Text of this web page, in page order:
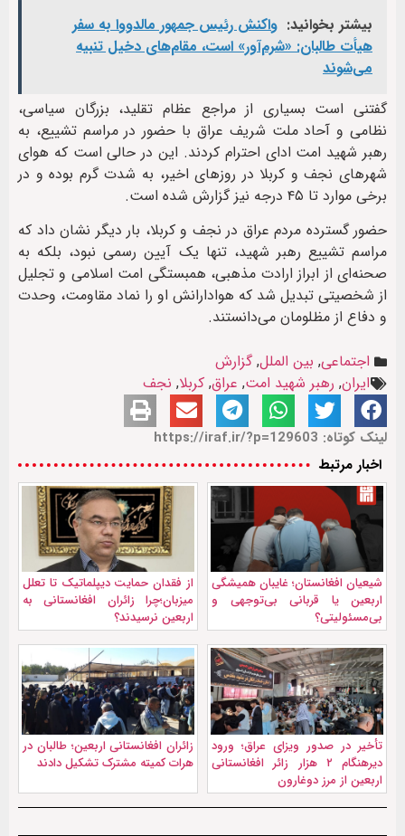
بیشتر بخوانید: واکنش رئیس جمهور مالدووا به سفر
هیأت طالبان: «شرم‌آور» است، مقام‌های دخیل تنبیه
می‌شوند
گفتنی است بسیاری از مراجع عظام تقلید، بزرگان سیاسی،
نظامی و آحاد ملت شریف عراق با حضور در مراسم تشییع، به
رهبر شهید امت ادای احترام کردند. این در حالی است که هوای
شهرهای نجف و کربلا در روزهای اخیر، به شدت گرم بوده و در
برخی موارد تا ۴۵ درجه نیز گزارش شده است.
حضور گسترده مردم عراق در نجف و کربلا، بار دیگر نشان داد که
مراسم تشییع رهبر شهید، تنها یک آیین رسمی نبود، بلکه به
صحنه‌ای از ابراز ارادت مذهبی، همبستگی امت اسلامی و تجلیل
از شخصیتی تبدیل شد که هوادارانش او را نماد مقاومت، وحدت
و دفاع از مظلومان می‌دانستند.
اجتماعی, بین الملل,گزارش
ایران, رهبر شهید امت, عراق, کربلا, نجف
لینک کوتاه: https://iraf.ir/?p=129603
اخبار مرتبط
شیعیان افغانستان؛ غایبان همیشگی
اربعین یا قربانی بی‌توجهی و
بی‌مسئولیتی؟
از فقدان حمایت دیپلماتیک تا تعلل
میزبان؛چرا زائران افغانستانی به
اربعین نرسیدند؟
تأخیر در صدور ویزای عراق؛ ورود
دیرهنگام ۲ هزار زائر افغانستانی
اربعین از مرز دوغارون
زائران افغانستانی اربعین؛ طالبان در
هرات کمیته مشترک تشکیل دادند